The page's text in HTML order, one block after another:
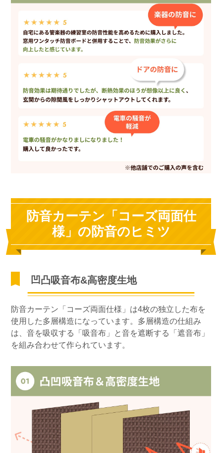
防音カーテン「コーズ両面仕
様」の防音のヒミツ
凹凸吸音布&高密度生地
防音カーテン「コーズ両面仕様」は4枚の独立した布を
使用した多層構造になっています。多層構造の仕組み
は、音を吸収する「吸音布」と音を遮断する「遮音布」
を組み合わせて作られています。